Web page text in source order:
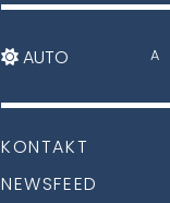
AUTO A
KONTAKT
NEWSFEED